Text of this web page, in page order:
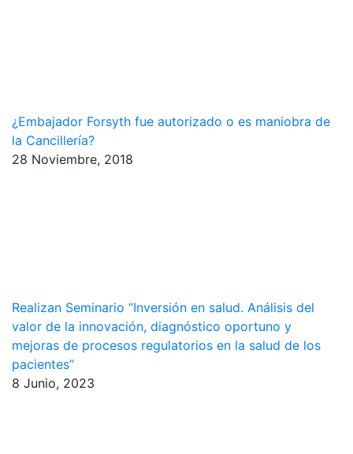
¿Embajador Forsyth fue autorizado o es maniobra de
la Cancillería?
28 Noviembre, 2018
Realizan Seminario “Inversión en salud. Análisis del
valor de la innovación, diagnóstico oportuno y
mejoras de procesos regulatorios en la salud de los
pacientes”
8 Junio, 2023